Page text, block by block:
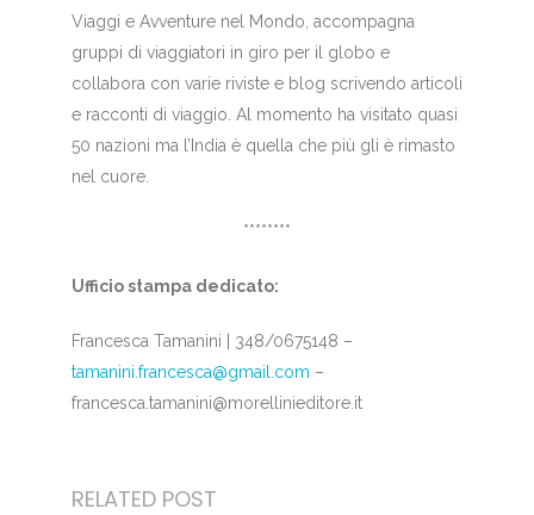
Viaggi e Avventure nel Mondo, accompagna
gruppi di viaggiatori in giro per il globo e
collabora con varie riviste e blog scrivendo articoli
e racconti di viaggio. Al momento ha visitato quasi
50 nazioni ma l’India è quella che più gli è rimasto
nel cuore.
********
Ufficio stampa dedicato:
Francesca Tamanini | 348/0675148 –
tamanini.francesca@gmail.com –
francesca.tamanini@morellinieditore.it
RELATED POST